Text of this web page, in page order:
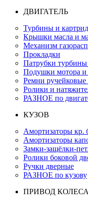
ДВИГАТЕЛЬ
Турбины и
Крышки масла и
Механизм
Прокладки
Патрубки турбины
Подушки мотора и
Ремни
Ролики и
РАЗНОЕ по
КУЗОВ
Амортизаторы кр.
Амортизаторы
Замки-защёлки-
Ролики боковой
Ручки дверные
РАЗНОЕ по кузову
ПРИВОД КОЛЕСА